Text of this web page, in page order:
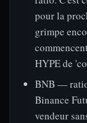
pour la
grimpe
HYPE de
BNB —
Binance
vendeur